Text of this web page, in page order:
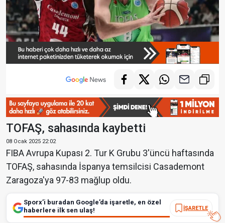
TOFAŞ, sahasında kaybetti
08 Ocak 2025 22:02
FIBA Avrupa Kupası 2. Tur K Grubu 3'üncü haftasında
TOFAŞ, sahasında İspanya temsilcisi Casademont
Zaragoza'ya 97-83 mağlup oldu.
Sporx’i buradan Google’da işaretle, en özel
haberlere ilk sen ulaş!
İŞARETLE